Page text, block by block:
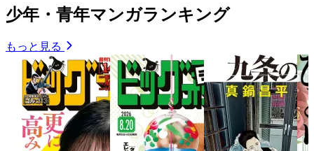
少年・青年マンガランキング
もっと見る